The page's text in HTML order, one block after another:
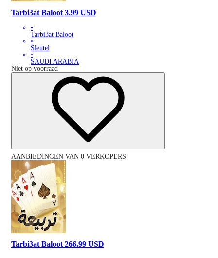
Tarbi3at Baloot 3.99 USD
•
Tarbi3at Baloot
•
Sleutel
•
SAUDI ARABIA
Niet op voorraad
AANBIEDINGEN VAN 0 VERKOPERS
Tarbi3at Baloot 266.99 USD